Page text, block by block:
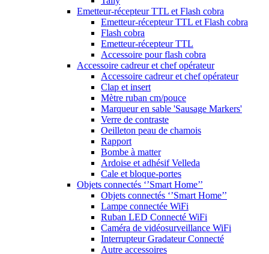
Emetteur-récepteur TTL et Flash cobra
Emetteur-récepteur TTL et Flash cobra
Flash cobra
Emetteur-récepteur TTL
Accessoire pour flash cobra
Accessoire cadreur et chef opérateur
Accessoire cadreur et chef opérateur
Clap et insert
Mètre ruban cm/pouce
Marqueur en sable 'Sausage Markers'
Verre de contraste
Oeilleton peau de chamois
Rapport
Bombe à matter
Ardoise et adhésif Velleda
Cale et bloque-portes
Objets connectés ‘’Smart Home’’
Objets connectés ‘’Smart Home’’
Lampe connectée WiFi
Ruban LED Connecté WiFi
Caméra de vidéosurveillance WiFi
Interrupteur Gradateur Connecté
Autre accessoires